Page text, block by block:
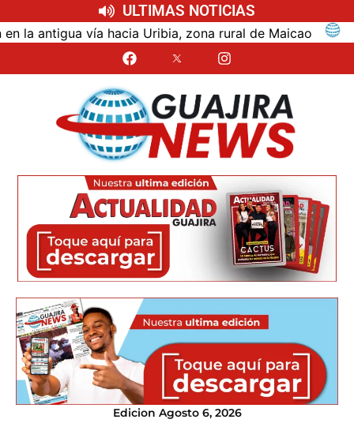
ULTIMAS NOTICIAS
vía hacia Uribia, zona rural de Maicao
Edicion Agosto 6, 2026